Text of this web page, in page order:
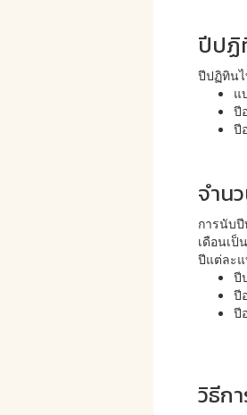
ปีปฏิ
ปีปฏิทินไ
แ
ปี
ปี
จำน
การนับ
เดือนเป็
ปีแต่ละ
ปี
ปี
ปี
วิธีก